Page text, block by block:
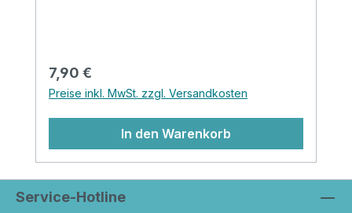
als Zahnputzbecher, Vase oder
Stifteköcher für den Schreibtisch nutzen...
Regulärer Preis:
7,90 €
Preise inkl. MwSt. zzgl. Versandkosten
In den Warenkorb
Service-Hotline